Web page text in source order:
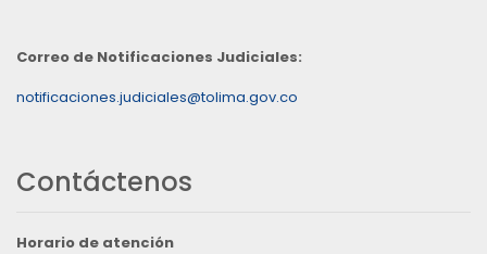
Correo de Notificaciones Judiciales:
notificaciones.judiciales@tolima.gov.co
Contáctenos
Horario de atención